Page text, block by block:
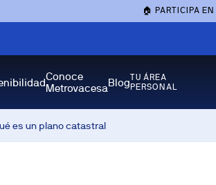
🏠 PARTICIPA EN
Conoce
MetrovacesaBlogTU ÁREA
PERSONAL
es un plano catastral